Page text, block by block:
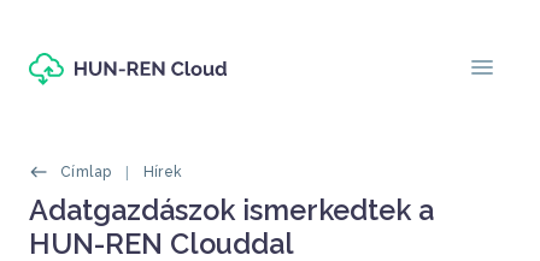
menu
Morzsák
Címlap Hírek
Oldal címe
Adatgazdászok ismerkedtek a
HUN-REN Clouddal